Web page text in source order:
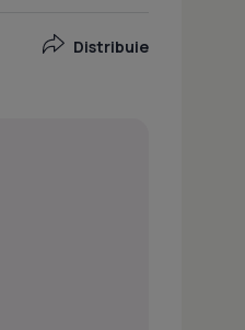
Distribuie